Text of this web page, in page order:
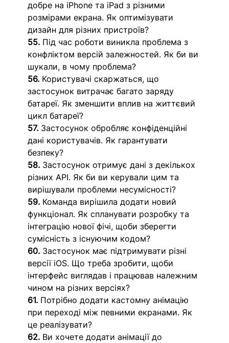
добре на iPhone та iPad з різними
розмірами екрана. Як оптимізувати
дизайн для різних пристроїв?
55. Під час роботи виникла проблема з
конфліктом версій залежностей. Як би ви
шукали, в чому проблема?
56. Користувачі скаржаться, що
застосунок витрачає багато заряду
батареї. Як зменшити вплив на життєвий
цикл батареї?
57. Застосунок обробляє конфіденційні
дані користувачів. Як гарантувати
безпеку?
58. Застосунок отримує дані з декількох
різних API. Як би ви керували цим та
вирішували проблеми несумісності?
59. Команда вирішила додати новий
функціонал. Як спланувати розробку та
інтеграцію нової фічі, щоби зберегти
сумісність з існуючим кодом?
60. Застосунок має підтримувати різні
версії iOS. Що треба зробити, щоби
інтерфейс виглядав і працював належним
чином на різних версіях?
61. Потрібно додати кастомну анімацію
при переході між певними екранами. Як
це реалізувати?
62. Ви хочете додати анімації до